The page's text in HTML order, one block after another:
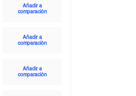
Añadir a
comparación
Añadir a
comparación
Añadir a
comparación